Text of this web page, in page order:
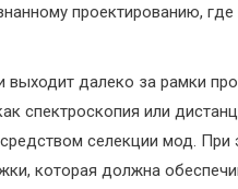
проектированию,
далеко за рамки
спектроскопия или
селекции мод. При
которая должна